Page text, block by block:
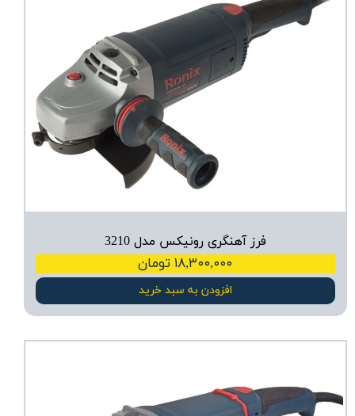
فرز آهنگری رونیکس مدل 3210
۱۸,۳۰۰,۰۰۰ تومان
افزودن به سبد خرید